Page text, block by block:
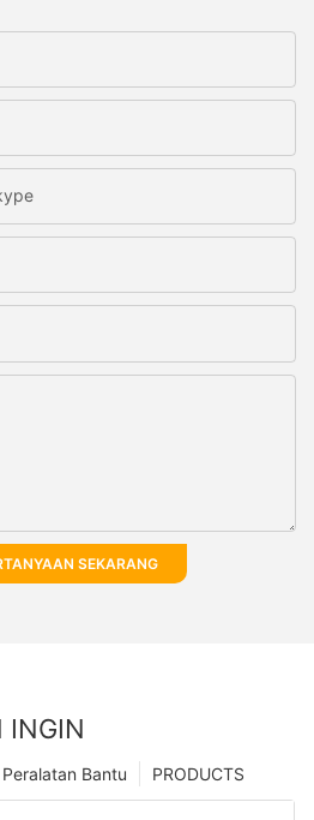
SEKARANG
INGIN
PRODUCTS
Peralatan Bantu